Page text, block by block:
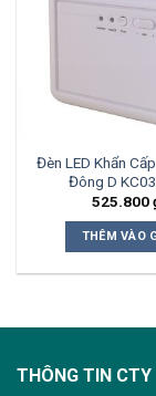
Đèn LED Khẩn
Đông D
525.800
THÊM VÀO
THÔNG TIN CTY